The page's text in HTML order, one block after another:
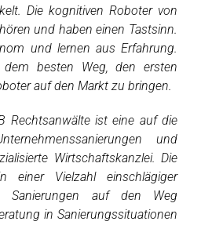
Die kognitiven Roboter von
und haben einen Tastsinn.
und lernen aus Erfahrung.
besten Weg, den ersten
auf den Markt zu bringen.
Rechtsanwälte ist eine auf die
und
Wirtschaftskanzlei. Die
einer Vielzahl einschlägiger
Sanierungen auf den Weg
in Sanierungssituationen